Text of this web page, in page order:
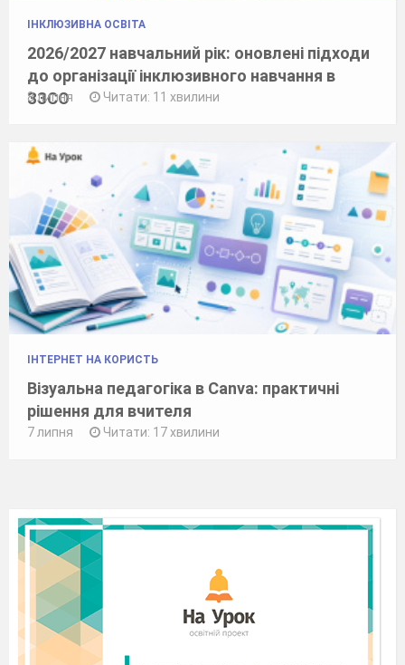
ІНКЛЮЗИВНА ОСВІТА
2026/2027 навчальний рік: оновлені підходи
до організації інклюзивного навчання в
ЗЗСО
8 липня Читати: 11 хвилини
ІНТЕРНЕТ НА КОРИСТЬ
Візуальна педагогіка в Canva: практичні
рішення для вчителя
7 липня Читати: 17 хвилини